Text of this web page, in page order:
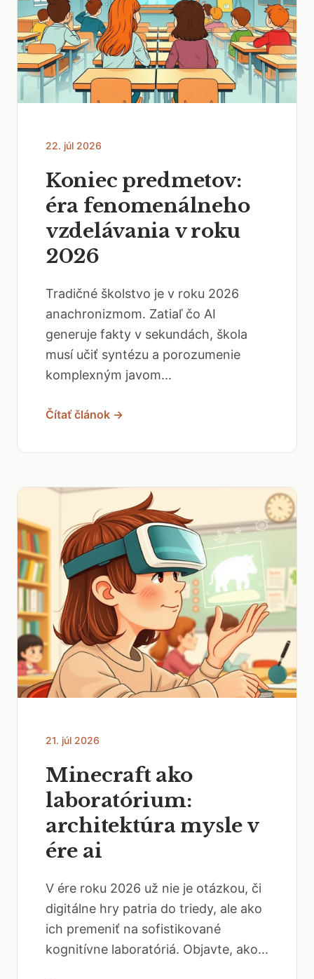
22. júl 2026
Koniec predmetov:
éra fenomenálneho
vzdelávania v roku
2026
Tradičné školstvo je v roku 2026
anachronizmom. Zatiaľ čo AI
generuje fakty v sekundách, škola
musí učiť syntézu a porozumenie
komplexným javom...
Čítať článok →
21. júl 2026
Minecraft ako
laboratórium:
architektúra mysle v
ére ai
V ére roku 2026 už nie je otázkou, či
digitálne hry patria do triedy, ale ako
ich premeniť na sofistikované
kognitívne laboratóriá. Objavte, ako...